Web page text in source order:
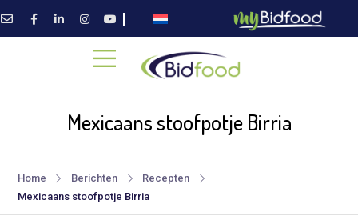
Mexicaans stoofpotje Birria
Home Berichten
Recepten
Mexicaans stoofpotje Birria